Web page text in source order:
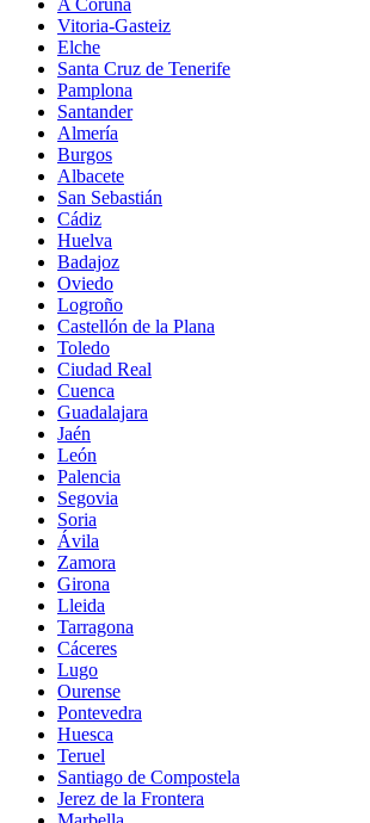
Vitoria-Gasteiz
Elche
Santa Cruz de Tenerife
Pamplona
Santander
Almería
Burgos
Albacete
San Sebastián
Cádiz
Huelva
Badajoz
Oviedo
Logroño
Castellón de la Plana
Toledo
Ciudad Real
Cuenca
Guadalajara
Jaén
León
Palencia
Segovia
Soria
Ávila
Zamora
Girona
Lleida
Tarragona
Cáceres
Lugo
Ourense
Pontevedra
Huesca
Teruel
Santiago de Compostela
Jerez de la Frontera